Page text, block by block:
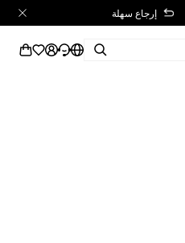
إرجاع سهلة